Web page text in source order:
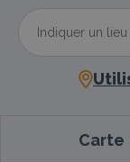
Carte